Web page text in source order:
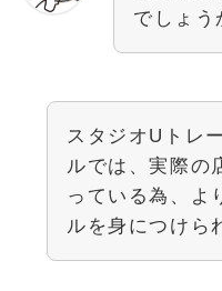
でしょう
スタジオUトレ
ルでは、実際の
っている為、よ
ルを身につけら